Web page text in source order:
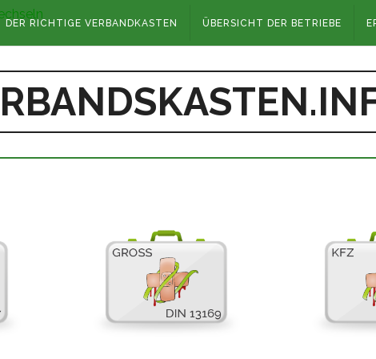
DER RICHTIGE VERBANDKASTEN ÜBERSICHT DER BETRIEBE